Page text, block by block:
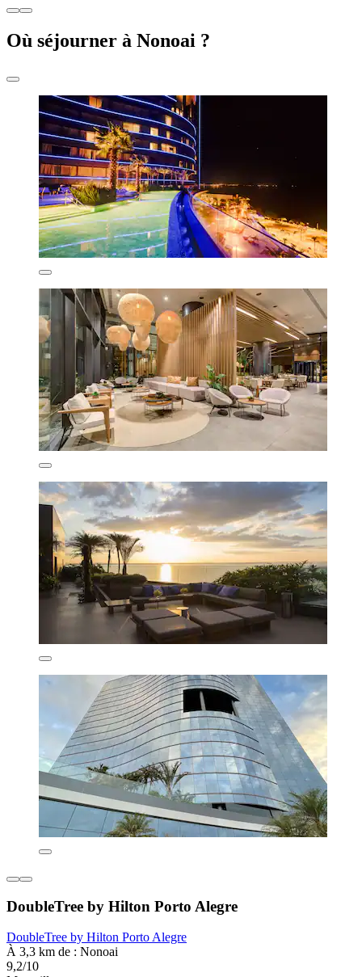
Où séjourner à Nonoai ?
DoubleTree by Hilton Porto Alegre
DoubleTree by Hilton Porto Alegre
À 3,3 km de : Nonoai
9,2/10